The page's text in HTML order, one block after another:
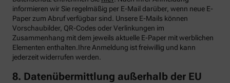
informieren wir Sie regelmäßig per E-Mail darüber, wenn neue E-
Paper zum Abruf verfügbar sind. Unsere E-Mails können
Vorschaubilder, QR-Codes oder Verlinkungen im
Zusammenhang mit dem jeweils aktuelle E-Paper mit werblichen
Elementen enthalten.Ihre Anmeldung ist freiwillig und kann
jederzeit widerrufen werden.
8. Datenübermittlung außerhalb der EU